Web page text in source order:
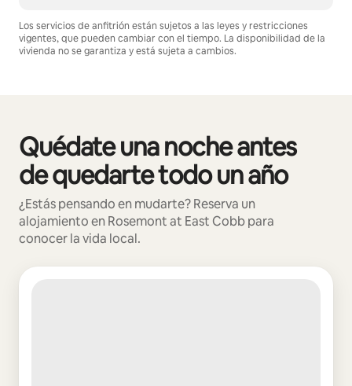
Los servicios de anfitrión están sujetos a las leyes y restricciones
vigentes, que pueden cambiar con el tiempo. La disponibilidad de la
vivienda no se garantiza y está sujeta a cambios.
Quédate una noche antes
de quedarte todo un año
¿Estás pensando en mudarte? Reserva un
alojamiento en Rosemont at East Cobb para
conocer la vida local.
Se muestran0 de 0 elementos